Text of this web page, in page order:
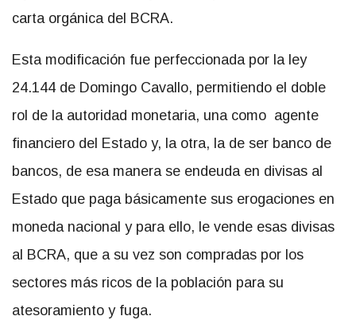
carta orgánica del BCRA.
Esta modificación fue perfeccionada por la ley
24.144 de Domingo Cavallo, permitiendo el doble
rol de la autoridad monetaria, una como agente
financiero del Estado y, la otra, la de ser banco de
bancos, de esa manera se endeuda en divisas al
Estado que paga básicamente sus erogaciones en
moneda nacional y para ello, le vende esas divisas
al BCRA, que a su vez son compradas por los
sectores más ricos de la población para su
atesoramiento y fuga.